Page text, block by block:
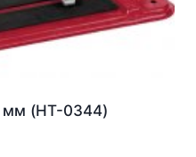
мм (HT-0344)